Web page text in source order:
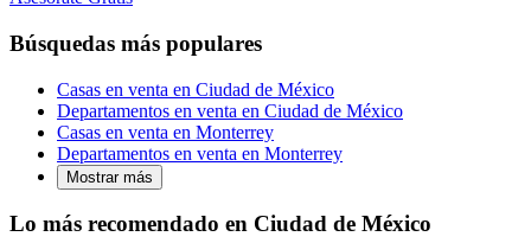
Búsquedas más populares
Casas en venta en Ciudad de México
Departamentos en venta en Ciudad de México
Casas en venta en Monterrey
Departamentos en venta en Monterrey
Mostrar más
Lo más recomendado en Ciudad de México